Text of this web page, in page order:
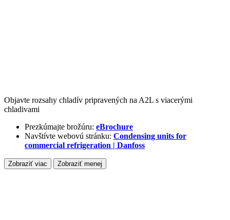
Objavte rozsahy chladív pripravených na A2L s viacerými
chladivami
Prezkúmajte brožúru: eBrochure
Navštívte webovú stránku: Condensing units for
commercial refrigeration | Danfoss
Zobraziť viac Zobraziť menej